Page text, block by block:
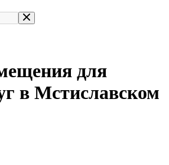
для
в Мстиславском